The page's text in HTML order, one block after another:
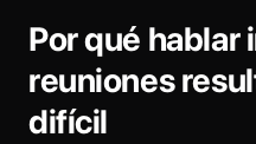
Por qué hablar
reuniones
difícil